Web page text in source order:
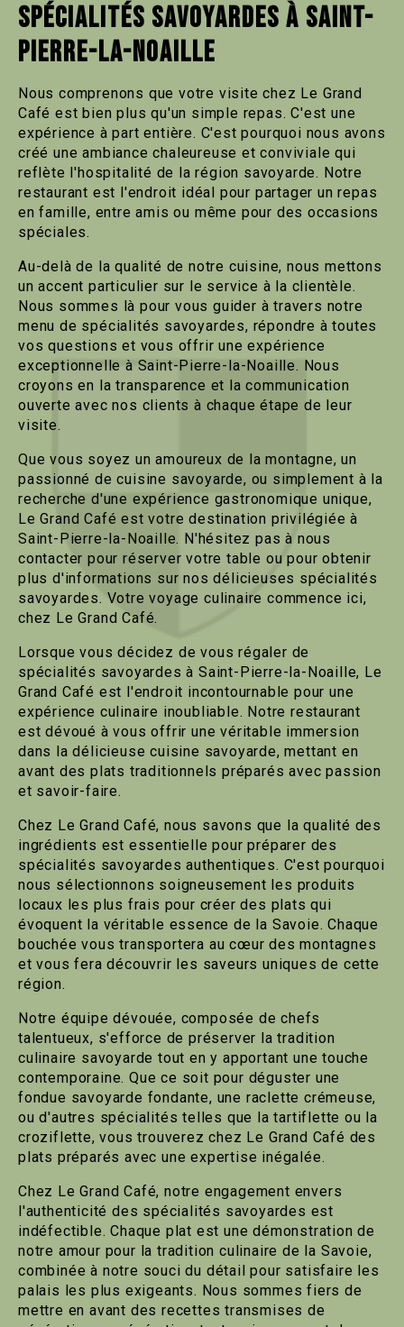
SPÉCIALITÉS SAVOYARDES À SAINT-
PIERRE-LA-NOAILLE
Nous comprenons que votre visite chez Le Grand
Café est bien plus qu'un simple repas. C'est une
expérience à part entière. C'est pourquoi nous avons
créé une ambiance chaleureuse et conviviale qui
reflète l'hospitalité de la région savoyarde. Notre
restaurant est l'endroit idéal pour partager un repas
en famille, entre amis ou même pour des occasions
spéciales.
Au-delà de la qualité de notre cuisine, nous mettons
un accent particulier sur le service à la clientèle.
Nous sommes là pour vous guider à travers notre
menu de spécialités savoyardes, répondre à toutes
vos questions et vous offrir une expérience
exceptionnelle à Saint-Pierre-la-Noaille. Nous
croyons en la transparence et la communication
ouverte avec nos clients à chaque étape de leur
visite.
Que vous soyez un amoureux de la montagne, un
passionné de cuisine savoyarde, ou simplement à la
recherche d'une expérience gastronomique unique,
Le Grand Café est votre destination privilégiée à
Saint-Pierre-la-Noaille. N'hésitez pas à nous
contacter pour réserver votre table ou pour obtenir
plus d'informations sur nos délicieuses spécialités
savoyardes. Votre voyage culinaire commence ici,
chez Le Grand Café.
Lorsque vous décidez de vous régaler de
spécialités savoyardes à Saint-Pierre-la-Noaille, Le
Grand Café est l'endroit incontournable pour une
expérience culinaire inoubliable. Notre restaurant
est dévoué à vous offrir une véritable immersion
dans la délicieuse cuisine savoyarde, mettant en
avant des plats traditionnels préparés avec passion
et savoir-faire.
Chez Le Grand Café, nous savons que la qualité des
ingrédients est essentielle pour préparer des
spécialités savoyardes authentiques. C'est pourquoi
nous sélectionnons soigneusement les produits
locaux les plus frais pour créer des plats qui
évoquent la véritable essence de la Savoie. Chaque
bouchée vous transportera au cœur des montagnes
et vous fera découvrir les saveurs uniques de cette
région.
Notre équipe dévouée, composée de chefs
talentueux, s'efforce de préserver la tradition
culinaire savoyarde tout en y apportant une touche
contemporaine. Que ce soit pour déguster une
fondue savoyarde fondante, une raclette crémeuse,
ou d'autres spécialités telles que la tartiflette ou la
croziflette, vous trouverez chez Le Grand Café des
plats préparés avec une expertise inégalée.
Chez Le Grand Café, notre engagement envers
l'authenticité des spécialités savoyardes est
indéfectible. Chaque plat est une démonstration de
notre amour pour la tradition culinaire de la Savoie,
combinée à notre souci du détail pour satisfaire les
palais les plus exigeants. Nous sommes fiers de
mettre en avant des recettes transmises de